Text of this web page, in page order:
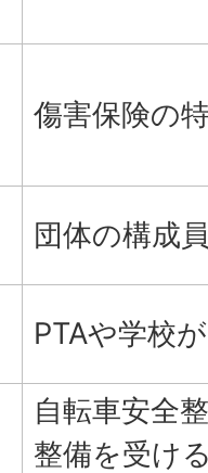
傷害保険の
団体の構成
PTAや学校
自転車安全
整備を受け